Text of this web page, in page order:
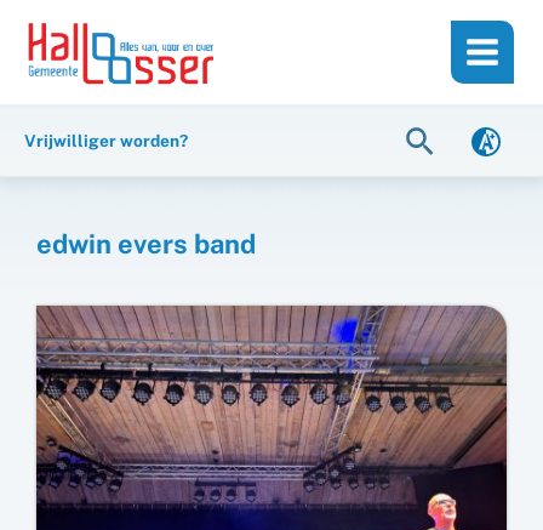
inhoud
naar
Vrijwilliger worden? Zoeken
edwin evers band